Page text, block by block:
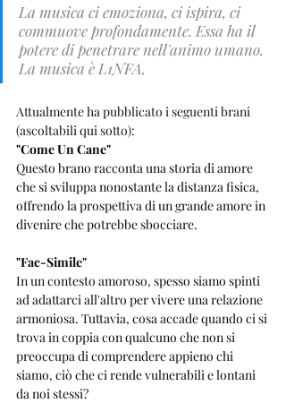
La musica ci emoziona, ci ispira, ci
commuove profondamente. Essa ha il
potere di penetrare nell'animo umano.
La musica è L1NFA.
Attualmente ha pubblicato i seguenti brani
(ascoltabili qui sotto):
"Come Un Cane"
Questo brano racconta una storia di amore
che si sviluppa nonostante la distanza fisica,
offrendo la prospettiva di un grande amore in
divenire che potrebbe sbocciare.
"Fac-Simile"
In un contesto amoroso, spesso siamo spinti
ad adattarci all'altro per vivere una relazione
armoniosa. Tuttavia, cosa accade quando ci si
trova in coppia con qualcuno che non si
preoccupa di comprendere appieno chi
siamo, ciò che ci rende vulnerabili e lontani
da noi stessi?